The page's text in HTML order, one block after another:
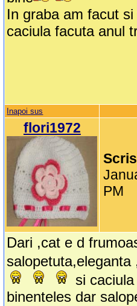
In graba am facut
caciula facuta anul
Inapoi sus
flori1972
PM
Dari ,cat e d
si
binenteles dar